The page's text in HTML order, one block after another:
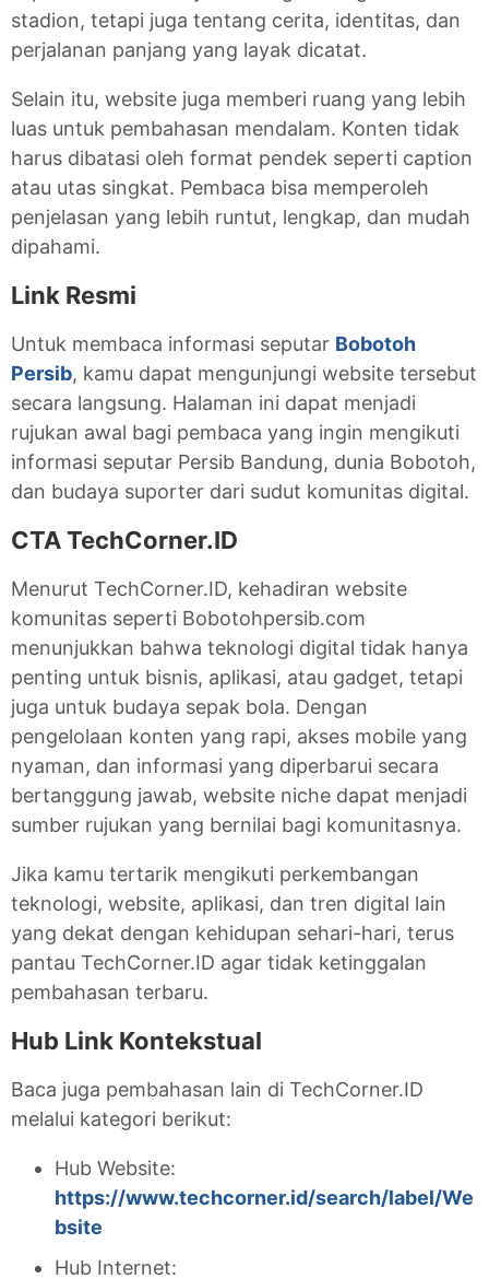
stadion, tetapi juga tentang cerita, identitas, dan
perjalanan panjang yang layak dicatat.
Selain itu, website juga memberi ruang yang lebih
luas untuk pembahasan mendalam. Konten tidak
harus dibatasi oleh format pendek seperti caption
atau utas singkat. Pembaca bisa memperoleh
penjelasan yang lebih runtut, lengkap, dan mudah
dipahami.
Link Resmi
Untuk membaca informasi seputar Bobotoh
Persib, kamu dapat mengunjungi website tersebut
secara langsung. Halaman ini dapat menjadi
rujukan awal bagi pembaca yang ingin mengikuti
informasi seputar Persib Bandung, dunia Bobotoh,
dan budaya suporter dari sudut komunitas digital.
CTA TechCorner.ID
Menurut TechCorner.ID, kehadiran website
komunitas seperti Bobotohpersib.com
menunjukkan bahwa teknologi digital tidak hanya
penting untuk bisnis, aplikasi, atau gadget, tetapi
juga untuk budaya sepak bola. Dengan
pengelolaan konten yang rapi, akses mobile yang
nyaman, dan informasi yang diperbarui secara
bertanggung jawab, website niche dapat menjadi
sumber rujukan yang bernilai bagi komunitasnya.
Jika kamu tertarik mengikuti perkembangan
teknologi, website, aplikasi, dan tren digital lain
yang dekat dengan kehidupan sehari-hari, terus
pantau TechCorner.ID agar tidak ketinggalan
pembahasan terbaru.
Hub Link Kontekstual
Baca juga pembahasan lain di TechCorner.ID
melalui kategori berikut:
Hub Website:
https://www.techcorner.id/search/label/We
bsite
Hub Internet: